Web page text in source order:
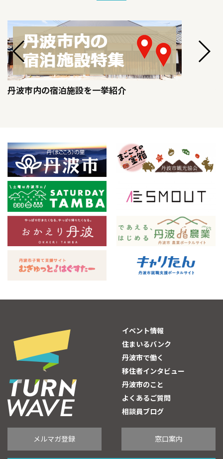
丹波市内の宿泊施設を一挙紹介
イベント情報
住まいるバンク
丹波市で働く
移住者インタビュー
丹波市のこと
よくあるご質問
相談員ブログ
メルマガ登録 窓口案内